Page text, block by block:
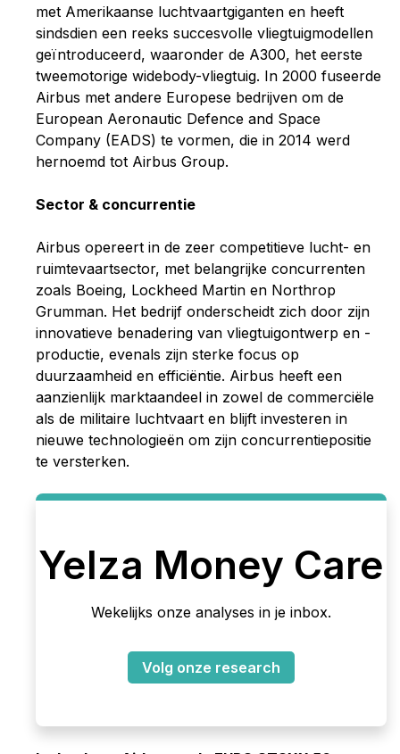
met Amerikaanse luchtvaartgiganten en heeft
sindsdien een reeks succesvolle vliegtuigmodellen
geïntroduceerd, waaronder de A300, het eerste
tweemotorige widebody-vliegtuig. In 2000 fuseerde
Airbus met andere Europese bedrijven om de
European Aeronautic Defence and Space
Company (EADS) te vormen, die in 2014 werd
hernoemd tot Airbus Group.
Sector & concurrentie
Airbus opereert in de zeer competitieve lucht- en
ruimtevaartsector, met belangrijke concurrenten
zoals Boeing, Lockheed Martin en Northrop
Grumman. Het bedrijf onderscheidt zich door zijn
innovatieve benadering van vliegtuigontwerp en -
productie, evenals zijn sterke focus op
duurzaamheid en efficiëntie. Airbus heeft een
aanzienlijk marktaandeel in zowel de commerciële
als de militaire luchtvaart en blijft investeren in
nieuwe technologieën om zijn concurrentiepositie
te versterken.
Yelza Money Care
Wekelijks onze analyses in je inbox.
Volg onze research